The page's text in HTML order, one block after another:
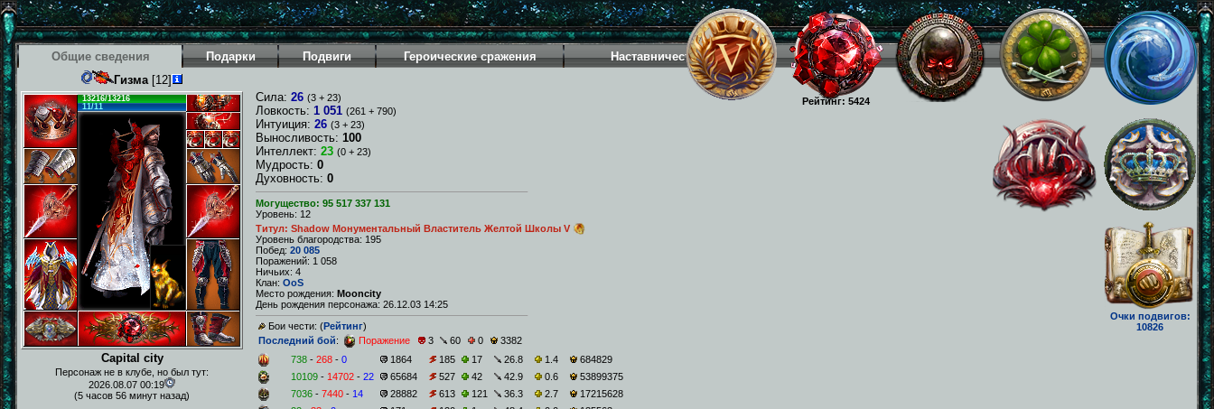
Рейтинг: 5424
Очки подвигов:
10826
Общие сведения Подарки Подвиги Героические сражения
Наставничество
Гизма[12]
13216/13216
11/11
Capital city
Персонаж не в клубе, но был тут:
2026.08.07 00:19
(5 часов 56 минут назад)
Сила: 26 (3 + 23)
Ловкость: 1 051 (261 + 790)
Интуиция: 26 (3 + 23)
Выносливость: 100
Интеллект: 23 (0 + 23)
Мудрость: 0
Духовность: 0
Могущество: 95 517 337 131
Уровень: 12
Титул: Shadow Монументальный Властитель Желтой Школы V
Уровень благородства: 195
Побед: 20 085
Поражений: 1 058
Ничьих: 4
Клан: OoS
Место рождения: Mooncity
День рождения персонажа: 26.12.03 14:25
Бои чести: (Рейтинг)
Последний бой: Поражение 3 60 0
3382
738 - 268 - 0 1864 185 17 26.8 1.4
684829
10109 - 14702 - 22 65684 527 42 42.9 0.6
53899375
7036 - 7440 - 14 28882 613 121 36.3 2.7
17215628